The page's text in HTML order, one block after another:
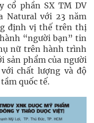
cổ phần SX TM DV
Natural với 23 năm
định vị thế trên thị
“người bạn” tin
nữ trên hành trình
sản phẩm của người
chất lượng và độ
quốc tế.